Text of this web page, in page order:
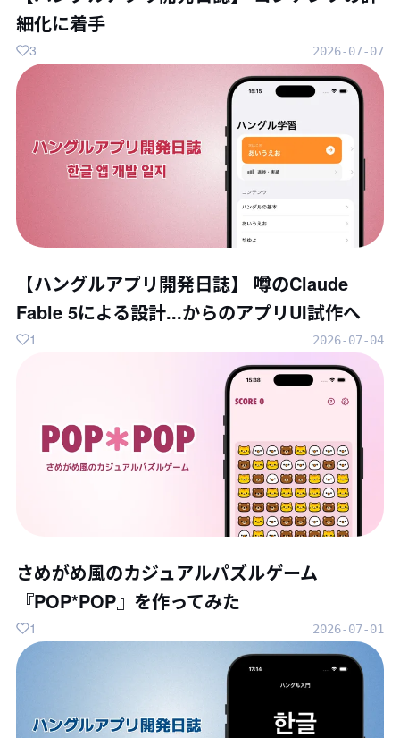
細化に着手
2026-07-07
3
【ハングルアプリ開発日誌】 噂のClaude
Fable 5による設計...からのアプリUI試作へ
2026-07-04
1
さめがめ風のカジュアルパズルゲーム
『POP*POP』を作ってみた
2026-07-01
1